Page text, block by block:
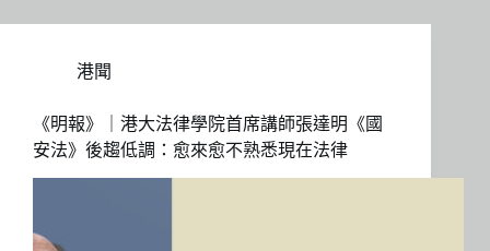
港聞
《明報》｜港大法律學院首席講師張達明《國
安法》後趨低調：愈來愈不熟悉現在法律